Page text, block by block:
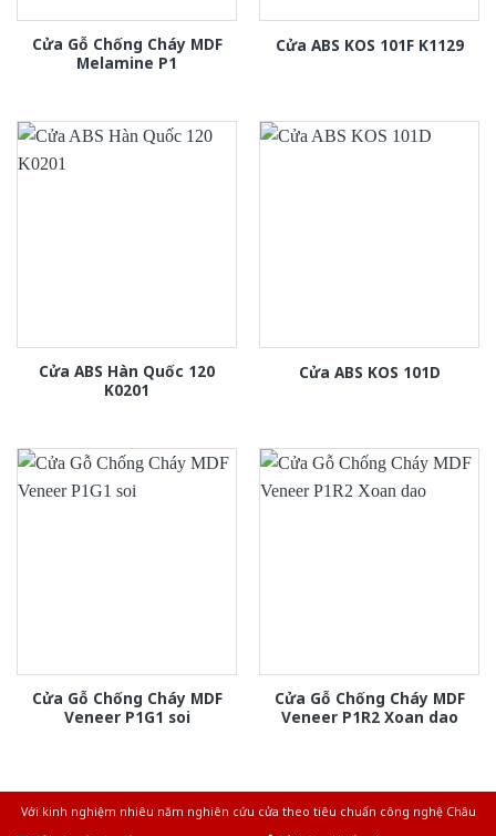
Cửa Gỗ Chống Cháy MDF
Melamine P1
Cửa ABS KOS 101F K1129
Cửa ABS Hàn Quốc 120
K0201
Cửa ABS KOS 101D
Cửa Gỗ Chống Cháy MDF
Veneer P1G1 soi
Cửa Gỗ Chống Cháy MDF
Veneer P1R2 Xoan dao
Với kinh nghiệm nhiêu năm nghiên cứu cửa theo tiêu chuẩn công nghệ Châu